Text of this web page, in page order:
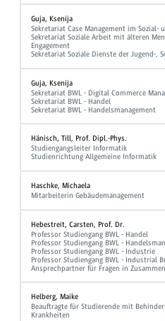
Guja, Ksenija
Sekretariat Case Management im Sozial-
Sekretariat Soziale Arbeit mit älteren
Engagement
Sekretariat Soziale Dienste der Jugend-,
Guja, Ksenija
Sekretariat BWL - Digital Commerce
Sekretariat BWL - Handel
Sekretariat BWL - Handelsmanagement
Hänisch, Till, Prof. Dipl.-Phys.
Studiengangsleiter Informatik
Studienrichtung Allgemeine Informatik
Haschke, Michaela
Mitarbeiterin Gebäudemanagement
Hebestreit, Carsten, Prof. Dr.
Professor Studiengang BWL - Handel
Professor Studiengang BWL -
Professor Studiengang BWL - Industrie
Professor Studiengang BWL - Industrial
Ansprechpartner für Fragen in
Helberg, Maike
Beauftragte für Studierende mit
Krankheiten